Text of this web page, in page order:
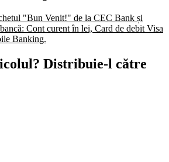
"Bun Venit!" de la CEC Bank și
Cont curent în lei, Card de debit Visa
Banking.​
Distribuie-l către